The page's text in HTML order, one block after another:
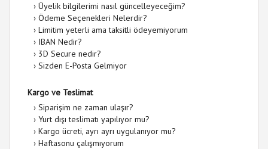
› Üyelik bilgilerimi nasıl güncelleyeceğim?
› Ödeme Seçenekleri Nelerdir?
› Limitim yeterli ama taksitli ödeyemiyorum
› IBAN Nedir?
› 3D Secure nedir?
› Sizden E-Posta Gelmiyor
Kargo ve Teslimat
› Siparişim ne zaman ulaşır?
› Yurt dışı teslimatı yapılıyor mu?
› Kargo ücreti, ayrı ayrı uygulanıyor mu?
› Haftasonu çalışmıyorum